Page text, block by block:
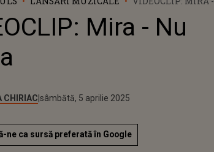
Mira - Nu
CHIRIAC Publicat:
sâmbătă, 5 aprilie 2025
ne ca sursă preferată în Google